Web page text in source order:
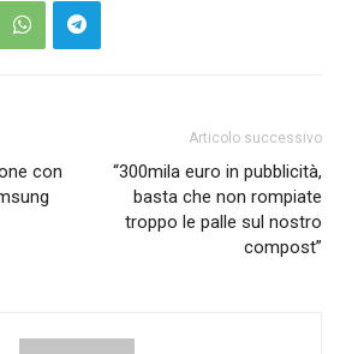
con
Articolo successivo
“300mila euro in pubblicità,
basta che non rompiate
troppo le palle sul nostro
compost”